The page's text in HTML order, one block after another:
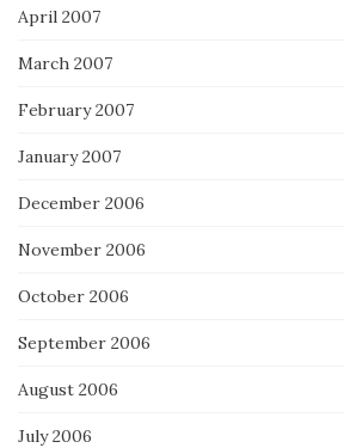
April 2007
March 2007
February 2007
January 2007
December 2006
November 2006
October 2006
September 2006
August 2006
July 2006